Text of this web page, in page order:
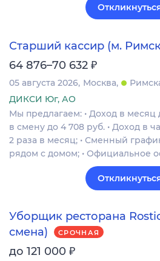
Старший кассир (м.
64 876–70 632 ₽
05 августа 2026 Москва
ДИКСИ Юг, АО
Мы предлагаем: • Доход в месяц
в смену до 4 708 руб. • Доход в
2 раза в месяц; • Сменный
рядом с домом; • Официальное
Уборщик ресторана
смена)
СРОЧНАЯ
до 121 000 ₽